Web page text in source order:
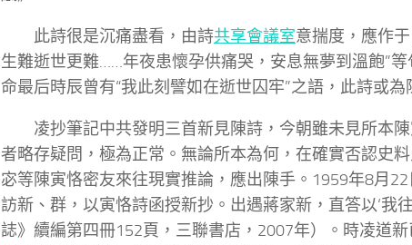
此詩很是沉痛盡看，由詩共享會議室意揣度，應作
生難逝世更難……年夜患懷孕供痛哭，安息無夢到溫飽”
命最后時辰曾有“我此刻譬如在逝世囚牢”之語，此詩或為
凌抄筆記中共發明三首新見陳詩，今朝雖未見所本
者略存疑問，極為正常。無論所本為何，在確實否認史
宓等陳寅恪密友來往現實推論，應出陳手。1959年8月
訪新、群，以寅恪詩函授新抄。出遇蔣家新，直答以‘我
誌》續編第四冊152頁，三聯書店，2007年）。時凌道新